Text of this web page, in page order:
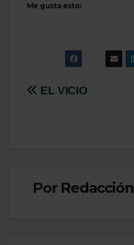
Me gusta esto:
Navegación
EL VICIO
Por Redacción